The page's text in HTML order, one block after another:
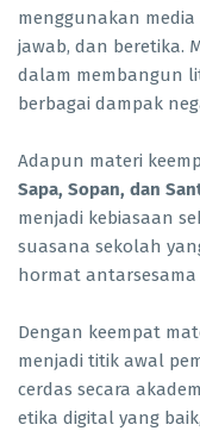
menggunakan
jawab, dan beretika.
dalam membangun
berbagai dampak
Adapun materi
Sapa, Sopan, dan
menjadi kebiasaan
suasana sekolah
hormat
Dengan keempat
menjadi titik awal
cerdas secara
etika digital yang